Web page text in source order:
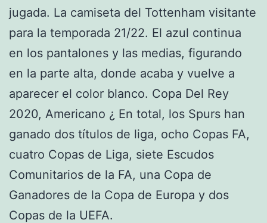
jugada. La camiseta del Tottenham visitante
para la temporada 21/22. El azul continua
en los pantalones y las medias, figurando
en la parte alta, donde acaba y vuelve a
aparecer el color blanco. Copa Del Rey
2020, Americano ¿ En total, los Spurs han
ganado dos títulos de liga, ocho Copas FA,
cuatro Copas de Liga, siete Escudos
Comunitarios de la FA, una Copa de
Ganadores de la Copa de Europa y dos
Copas de la UEFA.